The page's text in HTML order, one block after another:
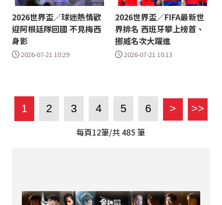
2026世界盃／球迷熱情歡
迎阿根廷隊回國 不見梅西
身影
2026-07-21 10:29
2026世界盃／FIFA最新世
界排名 西班牙攀上榜首、
挪威名次大躍進
2026-07-21 10:13
1 2 3 4 5 6 > >>
每頁12筆/共485筆